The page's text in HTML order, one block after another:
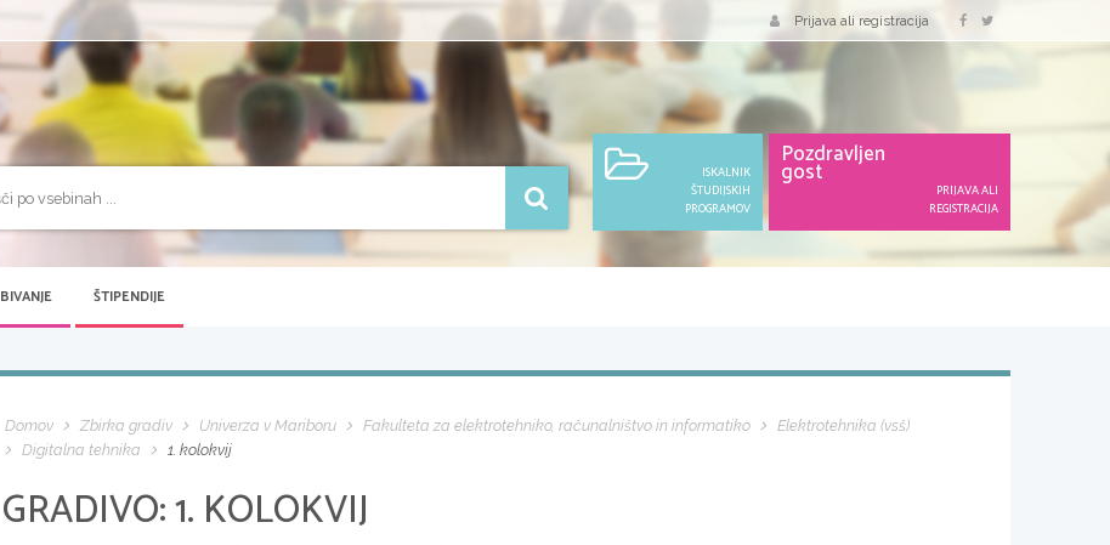
Prijava ali registracija
ISKALNIK
ŠTUDIJSKIH
PROGRAMOV
Pozdravljen
gost
PRIJAVA ALI
REGISTRACIJA
BIVANJE ŠTIPENDIJE
Domov Zbirka gradiv Univerza v Mariboru Fakulteta za elektrotehniko, računalništvo in informatiko
Elektrotehnika (vsš)
Digitalna tehnika
1. kolokvij
GRADIVO:1. KOLOKVIJ